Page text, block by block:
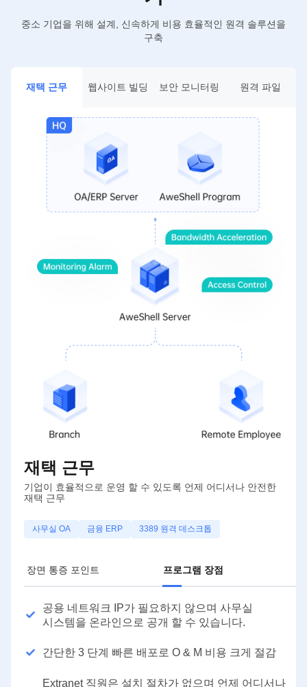
중소 기업을 위해 설계, 신속하게 비용 효율적인 원격 솔루션을
구축
재택 근무 웹사이트 빌딩 보안 모니터링 원격 파일
재택 근무
기업이 효율적으로 운영 할 수 있도록 언제 어디서나 안전한
재택 근무
사무실 OA 금융 ERP 3389 원격 데스크톱
장면 통증 포인트 프로그램 장점
공용 네트워크 IP가 필요하지 않으며 사무실
시스템을 온라인으로 공개 할 수 있습니다.
간단한 3 단계 빠른 배포로 O & M 비용 크게 절감
Extranet 직원은 설치 절차가 없으며 언제 어디서나